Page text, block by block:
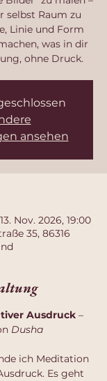
selbst Raum zu
Linie und Form
was in dir
ohne Druck.
ansehen
Nov. 2026, 19:00
35, 86316
Ausdruck –
Dusha
ich Meditation
Es geht